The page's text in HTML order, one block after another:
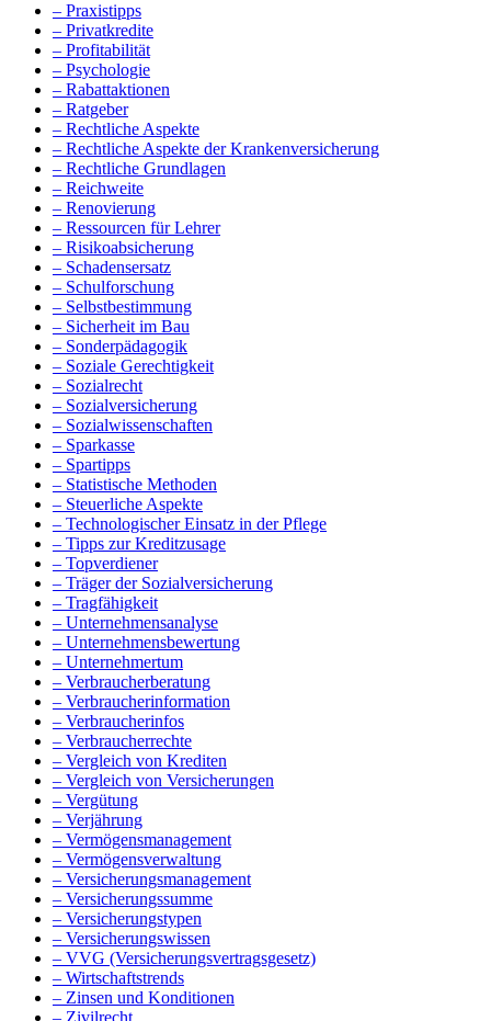
– Praxistipps
– Privatkredite
– Profitabilität
– Psychologie
– Rabattaktionen
– Ratgeber
– Rechtliche Aspekte
– Rechtliche Aspekte der Krankenversicherung
– Rechtliche Grundlagen
– Reichweite
– Renovierung
– Ressourcen für Lehrer
– Risikoabsicherung
– Schadensersatz
– Schulforschung
– Selbstbestimmung
– Sicherheit im Bau
– Sonderpädagogik
– Soziale Gerechtigkeit
– Sozialrecht
– Sozialversicherung
– Sozialwissenschaften
– Sparkasse
– Spartipps
– Statistische Methoden
– Steuerliche Aspekte
– Technologischer Einsatz in der Pflege
– Tipps zur Kreditzusage
– Topverdiener
– Träger der Sozialversicherung
– Tragfähigkeit
– Unternehmensanalyse
– Unternehmensbewertung
– Unternehmertum
– Verbraucherberatung
– Verbraucherinformation
– Verbraucherinfos
– Verbraucherrechte
– Vergleich von Krediten
– Vergleich von Versicherungen
– Vergütung
– Verjährung
– Vermögensmanagement
– Vermögensverwaltung
– Versicherungsmanagement
– Versicherungssumme
– Versicherungstypen
– Versicherungswissen
– VVG (Versicherungsvertragsgesetz)
– Wirtschaftstrends
– Zinsen und Konditionen